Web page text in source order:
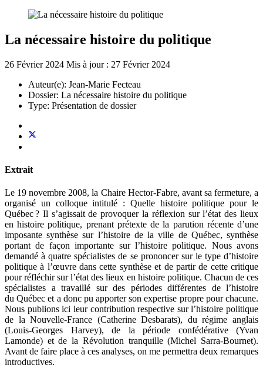
La nécessaire histoire du politique
26 Février 2024 Mis à jour : 27 Février 2024
Auteur(e): Jean-Marie Fecteau
Dossier: La nécessaire histoire du politique
Type: Présentation de dossier
Extrait
Le 19 novembre 2008, la Chaire Hector-Fabre, avant sa fermeture, a
organisé un colloque intitulé : Quelle histoire politique pour le
Québec ? Il s’agissait de provoquer la réflexion sur l’état des lieux
en histoire politique, prenant prétexte de la parution récente d’une
imposante synthèse sur l’histoire de la ville de Québec, synthèse
portant de façon importante sur l’histoire politique. Nous avons
demandé à quatre spécialistes de se prononcer sur le type d’histoire
politique à l’œuvre dans cette synthèse et de partir de cette critique
pour réfléchir sur l’état des lieux en histoire politique. Chacun de ces
spécialistes a travaillé sur des périodes différentes de l’histoire
du Québec et a donc pu apporter son expertise propre pour chacune.
Nous publions ici leur contribution respective sur l’histoire politique
de la Nouvelle-France (Catherine Desbarats), du régime anglais
(Louis-Georges Harvey), de la période confédérative (Yvan
Lamonde) et de la Révolution tranquille (Michel Sarra-Bournet).
Avant de faire place à ces analyses, on me permettra deux remarques
introductives.